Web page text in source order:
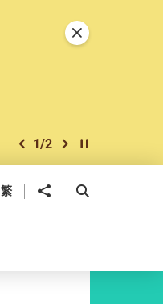
上一个
1/2 下一个开始/暂停幻灯
关闭特別通告
繁 分享到 开启搜寻框